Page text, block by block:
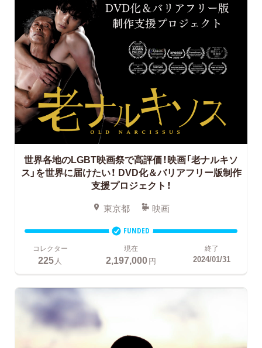
世界各地のLGBT映画祭で高評価！映画「老ナルキソ
ス」を世界に届けたい！ DVD化＆バリアフリー版制作
支援プロジェクト！
東京都 映画
FUNDED
コレクター
225 人
現在
2,197,000円
終了
2024/01/31